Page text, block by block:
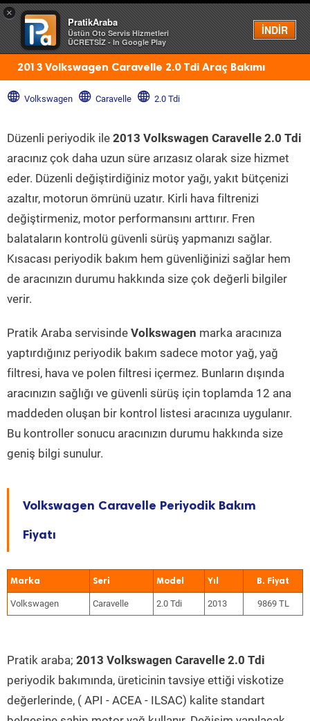
×
PratikAraba
Üstün Oto Servis Hizmetleri
ÜCRETSİZ - In Google Play
İNDİR
Menü
2013 Volkswagen Caravelle 2.0 Tdi Araç Bakımı
Volkswagen Caravelle 2.0 Tdi
Düzenli periyodik ile 2013 Volkswagen Caravelle 2.0 Tdi
aracınız çok daha uzun süre arızasız olarak size hizmet
eder. Düzenli değiştirdiğiniz motor yağı, yakıt bütçenizi
azaltır, motorun ömrünü uzatır. Kirli hava filtrenizi
değiştirmeniz, motor performansını arttırır. Fren
balataların kontrolü güvenli sürüş yapmanızı sağlar.
Kısacası periyodik bakım hem güvenliğinizi sağlar hem
de aracınızın durumu hakkında size çok değerli bilgiler
verir.
Pratik Araba servisinde Volkswagen marka aracınıza
yaptırdığınız periyodik bakım sadece motor yağ, yağ
filtresi, hava ve polen filtresi içermez. Bunların dışında
aracınızın sağlığı ve güvenli sürüş için toplamda 12 ana
maddeden oluşan bir kontrol listesi aracınıza uygulanır.
Bu kontroller sonucu aracınızın durumu hakkında size
geniş bilgi sunulur.
Volkswagen Caravelle Periyodik Bakım
Fiyatı
Marka Seri Model Yıl
Volkswagen Caravelle 2.0 Tdi 2013 9869 TL
Pratik araba; 2013 Volkswagen Caravelle 2.0 Tdi
periyodik bakımında, üreticinin tavsiye ettiği viskotize
değerlerinde, ( API - ACEA - ILSAC) kalite standart